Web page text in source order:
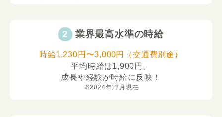
業界最高水準の時給
時給1,230円〜3,000円（交通費別途）
平均時給は1,900円。
成長や経験が時給に反映！
※2024年12月現在